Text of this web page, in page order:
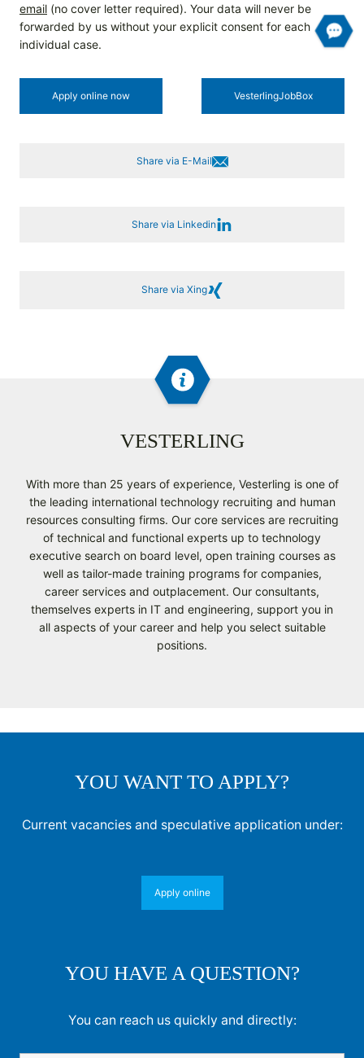
email (no cover letter required). Your data will never be
forwarded by us without your explicit consent for each
individual case.
Apply online now Vesterling­JobBox
Share via E-Mail
Share via Linkedin
Share via Xing
VESTERLING
With more than 25 years of experience, Vesterling is one of
the leading international technology recruiting and human
resources consulting firms. Our core services are recruiting
of technical and functional experts up to technology
executive search on board level, open training courses as
well as tailor-made training programs for companies,
career services and outplacement. Our consultants,
themselves experts in IT and engineering, support you in
all aspects of your career and help you select suitable
positions.
YOU WANT TO APPLY?
Current vacancies and speculative application under:
Apply online
YOU HAVE A QUESTION?
You can reach us quickly and directly: